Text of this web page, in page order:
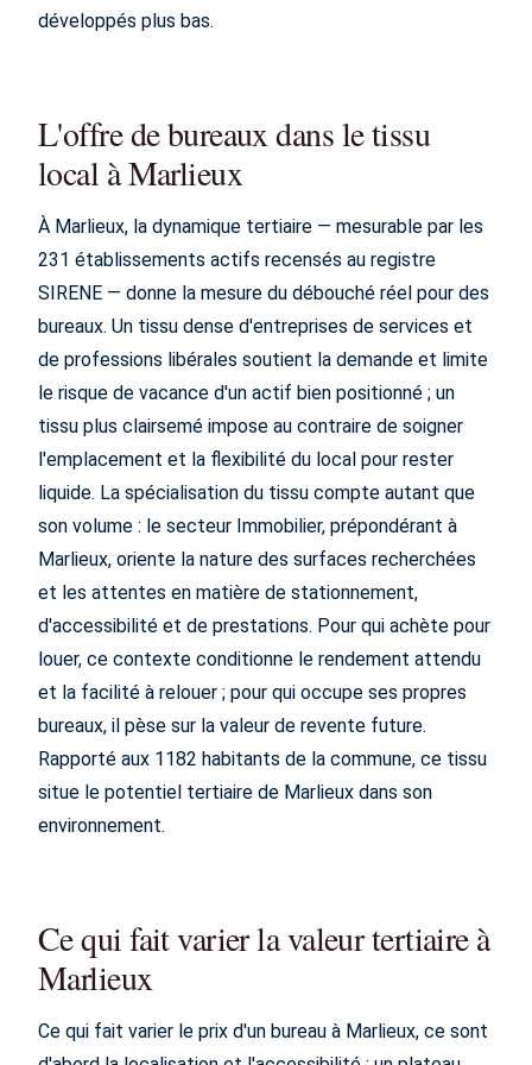
développés plus bas.
L'offre de bureaux dans le tissu
local à Marlieux
À Marlieux, la dynamique tertiaire — mesurable par les
231 établissements actifs recensés au registre
SIRENE — donne la mesure du débouché réel pour des
bureaux. Un tissu dense d'entreprises de services et
de professions libérales soutient la demande et limite
le risque de vacance d'un actif bien positionné ; un
tissu plus clairsemé impose au contraire de soigner
l'emplacement et la flexibilité du local pour rester
liquide. La spécialisation du tissu compte autant que
son volume : le secteur Immobilier, prépondérant à
Marlieux, oriente la nature des surfaces recherchées
et les attentes en matière de stationnement,
d'accessibilité et de prestations. Pour qui achète pour
louer, ce contexte conditionne le rendement attendu
et la facilité à relouer ; pour qui occupe ses propres
bureaux, il pèse sur la valeur de revente future.
Rapporté aux 1182 habitants de la commune, ce tissu
situe le potentiel tertiaire de Marlieux dans son
environnement.
Ce qui fait varier la valeur tertiaire à
Marlieux
Ce qui fait varier le prix d'un bureau à Marlieux, ce sont